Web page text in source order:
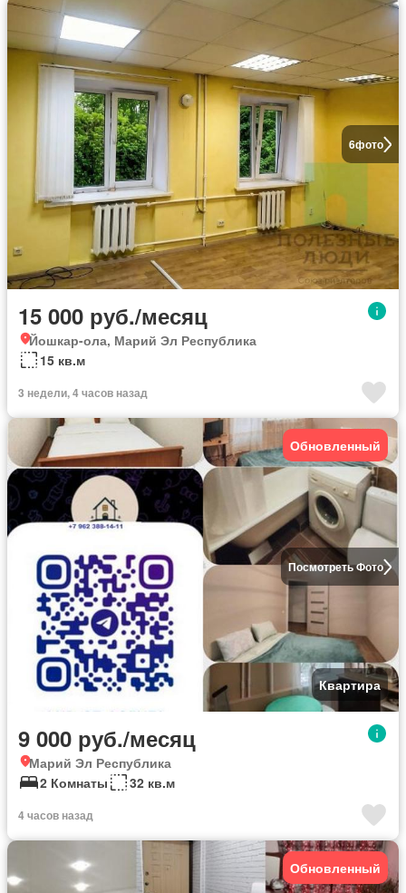
6фото
15 000 руб./месяц
Йошкар-ола, Марий Эл Республика
15 кв.м
3 недели, 4 часов назад
Посмотреть Фото
Обновленный
Квартира
9 000 руб./месяц
Марий Эл Республика
2 Комнаты
32 кв.м
4 часов назад
Обновленный